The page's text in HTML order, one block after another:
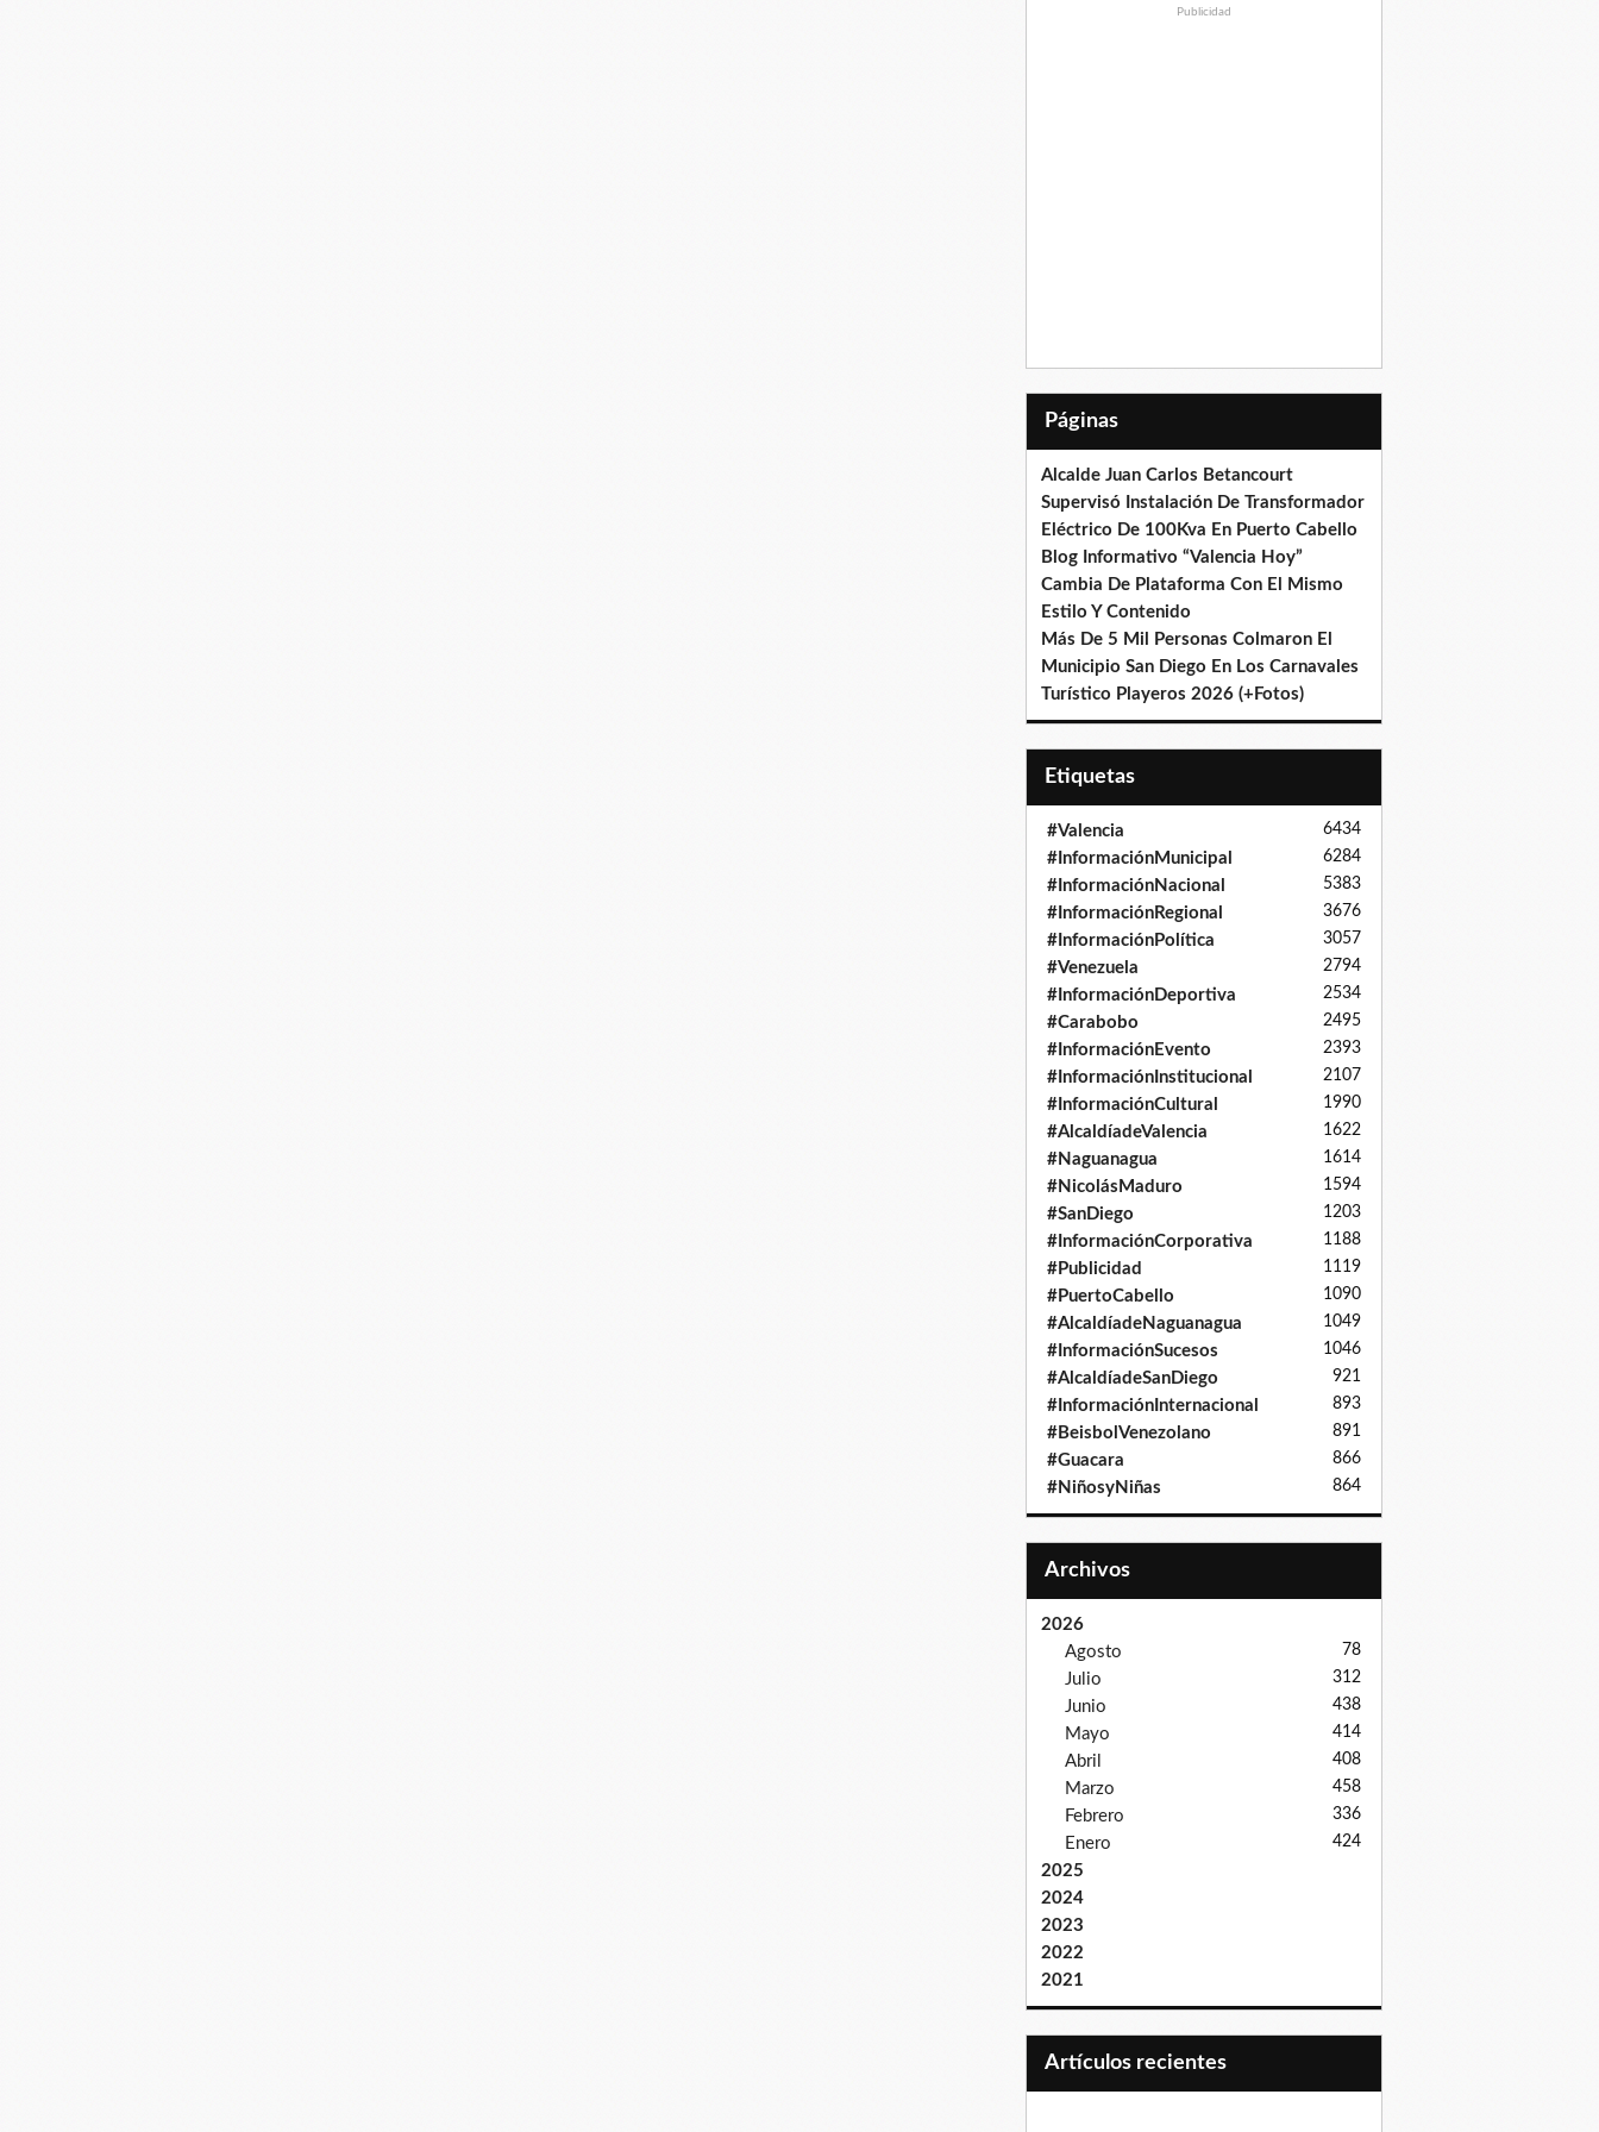
Publicidad
Páginas
Alcalde Juan Carlos Betancourt
Supervisó Instalación De Transformador
Eléctrico De 100Kva En Puerto Cabello
Blog Informativo “Valencia Hoy”
Cambia De Plataforma Con El Mismo
Estilo Y Contenido
Más De 5 Mil Personas Colmaron El
Municipio San Diego En Los Carnavales
Turístico Playeros 2026 (+Fotos)
Etiquetas
#Valencia 6434
#InformaciónMunicipal 6284
#InformaciónNacional 5383
#InformaciónRegional 3676
#InformaciónPolítica 3057
#Venezuela 2794
#InformaciónDeportiva 2534
#Carabobo 2495
#InformaciónEvento 2393
#InformaciónInstitucional 2107
#InformaciónCultural 1990
#AlcaldíadeValencia 1622
#Naguanagua 1614
#NicolásMaduro 1594
#SanDiego 1203
#InformaciónCorporativa 1188
#Publicidad 1119
#PuertoCabello 1090
#AlcaldíadeNaguanagua 1049
#InformaciónSucesos 1046
#AlcaldíadeSanDiego 921
#InformaciónInternacional 893
#BeisbolVenezolano 891
#Guacara 866
#NiñosyNiñas 864
Archivos
2026
Agosto
78
Julio 312
Junio 438
Mayo 414
Abril 408
Marzo 458
Febrero 336
Enero 424
2025
2024
2023
2022
2021
Artículos recientes